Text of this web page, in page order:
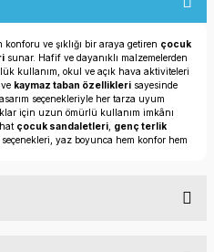
ve şıklığı bir araya getiren çocuk
sunar. Hafif ve dayanıklı malzemelerden
kullanım, okul ve açık hava aktiviteleri
ve kaymaz taban özellikleri sayesinde
seçenekleriyle her tarza uyum
için uzun ömürlü kullanım imkânı
çocuk sandaletleri genç terlik
seçenekleri, yaz boyunca hem konfor hem